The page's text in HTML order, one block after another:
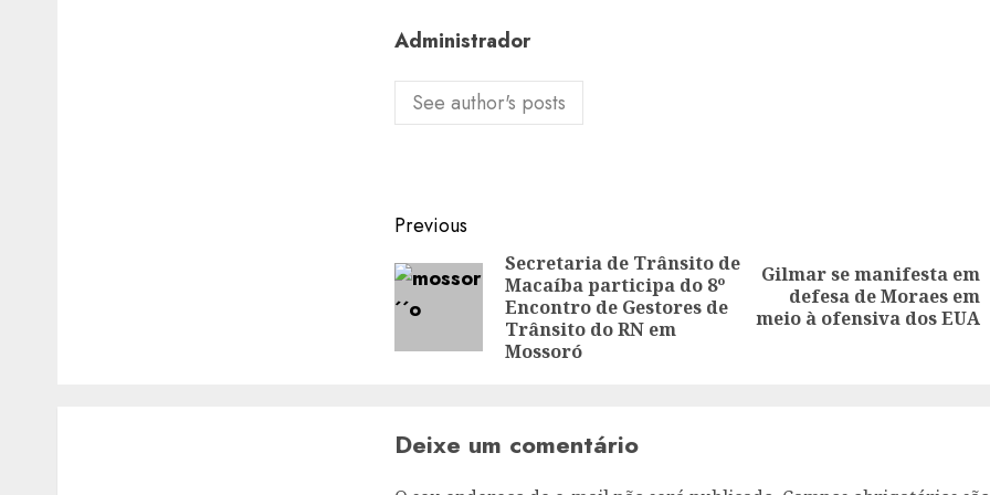
Administrador
See author's posts
Post
navigation
Previous
Previous
post:
Secretaria de Trânsito de
Macaíba participa do 8º
Encontro de Gestores de
Trânsito do RN em
Mossoró
Next
post:
Gilmar se manifesta em
defesa de Moraes em
meio à ofensiva dos EUA
Deixe um comentário